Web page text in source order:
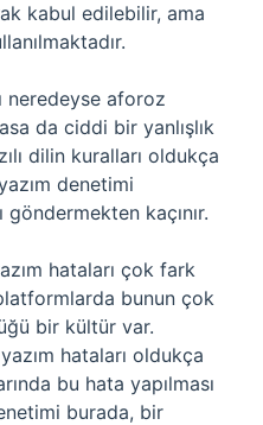
kabul edilebilir, ama
neredeyse aforoz
da ciddi bir yanlışlık
dilin kuralları oldukça
denetimi
göndermekten kaçınır.
hataları çok fark
bunun çok
bir kültür var.
hataları oldukça
bu hata yapılması
burada, bir